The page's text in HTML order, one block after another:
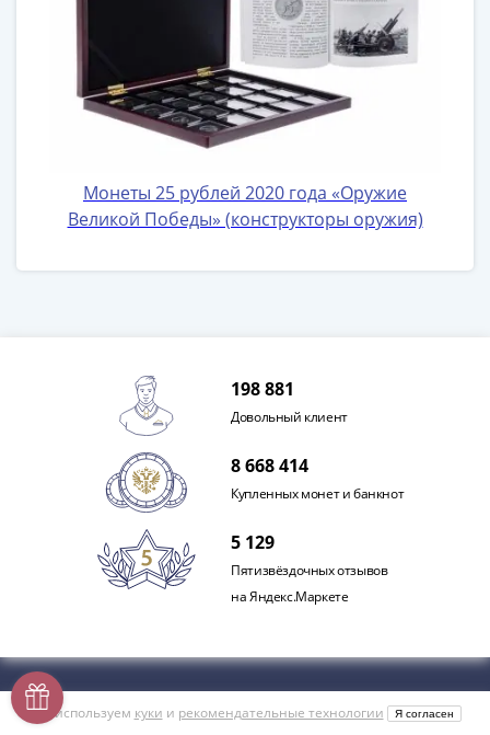
Монеты 25 рублей 2020 года «Оружие
Великой Победы» (конструкторы оружия)
198 881
Довольный клиент
8 668 414
Купленных монет и банкнот
5 129
Пятизвёздочных отзывов
на Яндекс.Маркете
Контакты
Мы используем куки и рекомендательные технологии Я согласен